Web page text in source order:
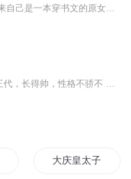
大庆皇太子